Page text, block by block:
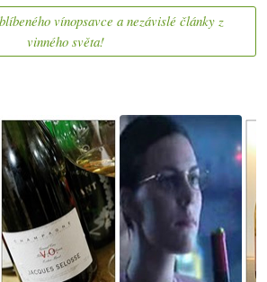
vínopsavce a nezávislé články z
vinného světa!